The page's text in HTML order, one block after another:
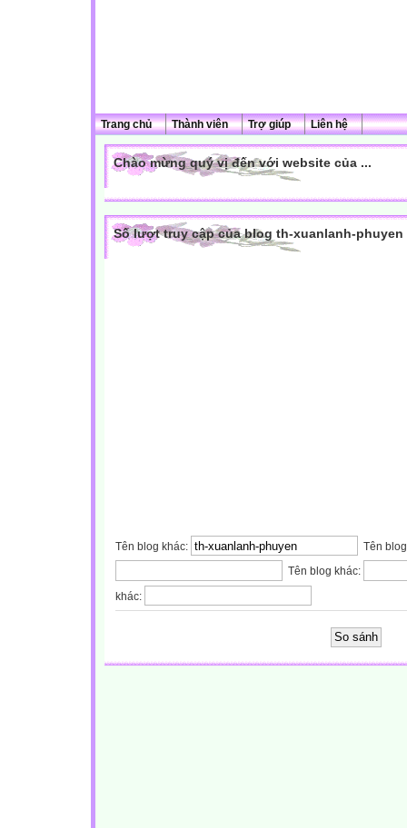
Trang chủ Thành viên Trợ giúp Liên hệ
Chào mừng quý vị đến với website của ...
Số lượt truy cập của blog th-xuanlanh-phuyen
Tên blog khác:
Tên
Tên blog khác:
khác: